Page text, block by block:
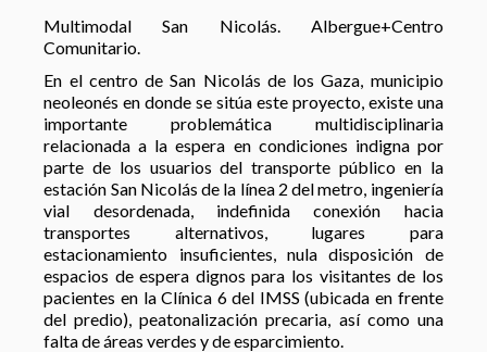
Multimodal San Nicolás. Albergue+Centro
Comunitario.
En el centro de San Nicolás de los Gaza, municipio
neoleonés en donde se sitúa este proyecto, existe una
importante problemática multidisciplinaria
relacionada a la espera en condiciones indigna por
parte de los usuarios del transporte público en la
estación San Nicolás de la línea 2 del metro, ingeniería
vial desordenada, indefinida conexión hacia
transportes alternativos, lugares para
estacionamiento insuficientes, nula disposición de
espacios de espera dignos para los visitantes de los
pacientes en la Clínica 6 del IMSS (ubicada en frente
del predio), peatonalización precaria, así como una
falta de áreas verdes y de esparcimiento.